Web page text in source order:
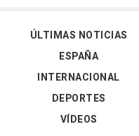
ÚLTIMAS NOTICIAS
ESPAÑA
INTERNACIONAL
DEPORTES
VÍDEOS